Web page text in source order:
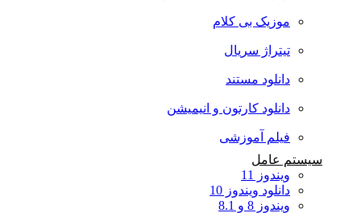
موزیک بی کلام
تیتراژ سریال
دانلود مستند
دانلود کارتون و انیمیشن
فیلم آموزشی
سیستم عامل
ویندوز 11
دانلود ویندوز 10
ویندوز 8 و 8.1